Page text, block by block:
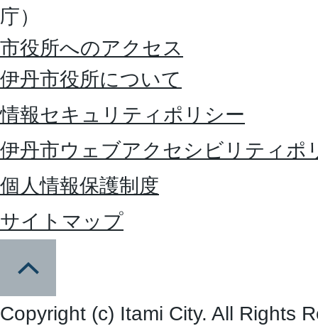
庁）
市役所へのアクセス
伊丹市役所について
情報セキュリティポリシー
伊丹市ウェブアクセシビリティポ
個人情報保護制度
サイトマップ
Copyright (c) Itami City. All Rights